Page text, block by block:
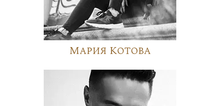
Мария Котова